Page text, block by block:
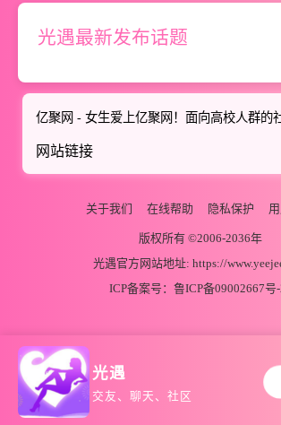
光遇最新发布话题
亿聚网 - 女生爱上亿聚网！面向高校人群的
网站链接
关于我们 在线帮助 隐私保护
版权所有 ©2006-2036年
光遇官方网站地址: https://
ICP备案号： 鲁ICP备09002667号
光遇
交友、聊天、社区